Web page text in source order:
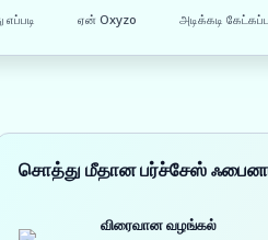
ஏன் Oxyzo அடிக்கடி
சொத்து மீதான பர்ச்சேஸ்
விரைவான வழங்கல்